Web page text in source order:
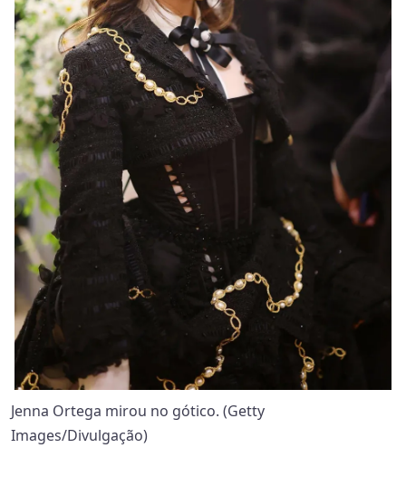
Jenna Ortega mirou no gótico. (Getty
Images/Divulgação)